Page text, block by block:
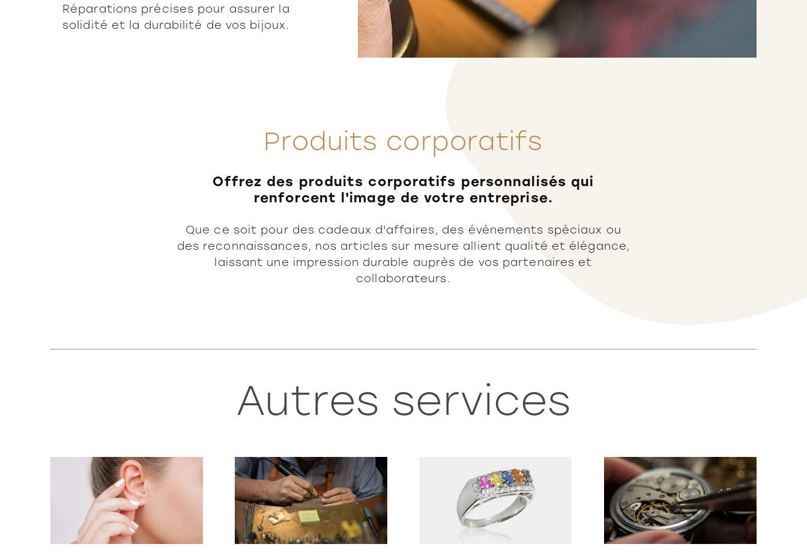
Réparations précises pour assurer la
solidité et la durabilité de vos bijoux.
Produits corporatifs
Offrez des produits corporatifs personnalisés qui
renforcent l'image de votre entreprise.
Que ce soit pour des cadeaux d'affaires, des événements spéciaux ou
des reconnaissances, nos articles sur mesure allient qualité et élégance,
laissant une impression durable auprès de vos partenaires et
collaborateurs.
Autres services